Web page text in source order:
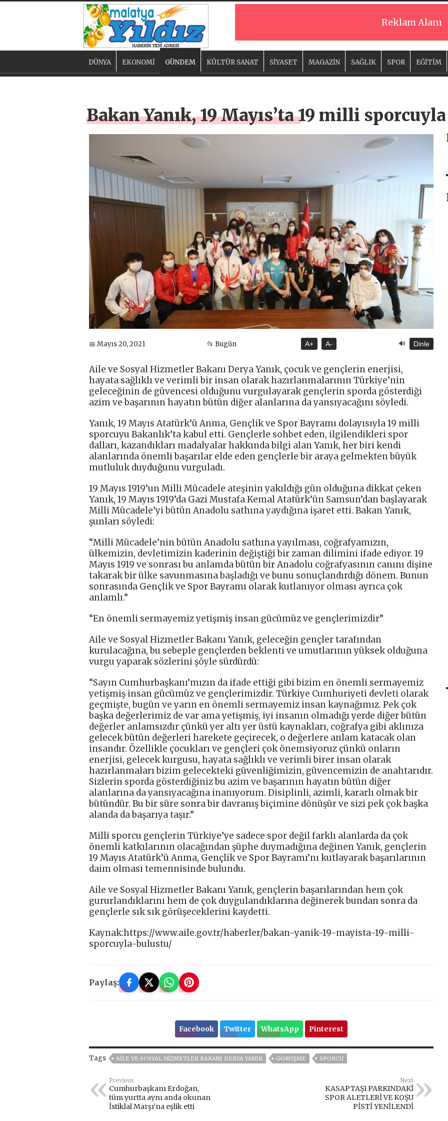
Reklam Alanı
DÜNYA EKONOMİ GÜNDEM KÜLTÜR SANAT SİYASET MAGAZİN SAĞLIK SPOR EĞİTİM
Bakan Yanık, 19 Mayıs’ta 19 milli
📅 Mayıs 20, 2021 📂 Bugün A+ A- 🔊 Dinle
Aile ve Sosyal Hizmetler Bakanı Derya Yanık, çocuk ve gençlerin enerjisi,
hayata sağlıklı ve verimli bir insan olarak hazırlanmalarının Türkiye’nin
geleceğinin de güvencesi olduğunu vurgulayarak gençlerin sporda gösterdiği
azim ve başarının hayatın bütün diğer alanlarına da yansıyacağını söyledi.
Yanık, 19 Mayıs Atatürk’ü Anma, Gençlik ve Spor Bayramı dolayısıyla 19 milli
sporcuyu Bakanlık’ta kabul etti. Gençlerle sohbet eden, ilgilendikleri spor
dalları, kazandıkları madalyalar hakkında bilgi alan Yanık, her biri kendi
alanlarında önemli başarılar elde eden gençlerle bir araya gelmekten büyük
mutluluk duyduğunu vurguladı.
19 Mayıs 1919’un Milli Mücadele ateşinin yakıldığı gün olduğuna dikkat çeken
Yanık, 19 Mayıs 1919’da Gazi Mustafa Kemal Atatürk’ün Samsun’dan başlayarak
Milli Mücadele’yi bütün Anadolu sathına yaydığına işaret etti. Bakan Yanık,
şunları söyledi:
“Milli Mücadele’nin bütün Anadolu sathına yayılması, coğrafyamızın,
ülkemizin, devletimizin kaderinin değiştiği bir zaman dilimini ifade ediyor. 19
Mayıs 1919 ve sonrası bu anlamda bütün bir Anadolu coğrafyasının canını dişine
takarak bir ülke savunmasına başladığı ve bunu sonuçlandırdığı dönem. Bunun
sonrasında Gençlik ve Spor Bayramı olarak kutlanıyor olması ayrıca çok
anlamlı.”
“En önemli sermayemiz yetişmiş insan gücümüz ve gençlerimizdir”
Aile ve Sosyal Hizmetler Bakanı Yanık, geleceğin gençler tarafından
kurulacağına, bu sebeple gençlerden beklenti ve umutlarının yüksek olduğuna
vurgu yaparak sözlerini şöyle sürdürdü:
“Sayın Cumhurbaşkanı’mızın da ifade ettiği gibi bizim en önemli sermayemiz
yetişmiş insan gücümüz ve gençlerimizdir. Türkiye Cumhuriyeti devleti olarak
geçmişte, bugün ve yarın en önemli sermayemiz insan kaynağımız. Pek çok
başka değerlerimiz de var ama yetişmiş, iyi insanın olmadığı yerde diğer bütün
değerler anlamsızdır çünkü yer altı yer üstü kaynakları, coğrafya gibi aklınıza
gelecek bütün değerleri harekete geçirecek, o değerlere anlam katacak olan
insandır. Özellikle çocukları ve gençleri çok önemsiyoruz çünkü onların
enerjisi, gelecek kurgusu, hayata sağlıklı ve verimli birer insan olarak
hazırlanmaları bizim gelecekteki güvenliğimizin, güvencemizin de anahtarıdır.
Sizlerin sporda gösterdiğiniz bu azim ve başarının hayatın bütün diğer
alanlarına da yansıyacağına inanıyorum. Disiplinli, azimli, kararlı olmak bir
bütündür. Bu bir süre sonra bir davranış biçimine dönüşür ve sizi pek çok başka
alanda da başarıya taşır.”
Milli sporcu gençlerin Türkiye’ye sadece spor değil farklı alanlarda da çok
önemli katkılarının olacağından şüphe duymadığına değinen Yanık, gençlerin
19 Mayıs Atatürk’ü Anma, Gençlik ve Spor Bayramı’nı kutlayarak başarılarının
daim olması temennisinde bulundu.
Aile ve Sosyal Hizmetler Bakanı Yanık, gençlerin başarılarından hem çok
gururlandıklarını hem de çok duygulandıklarına değinerek bundan sonra da
gençlerle sık sık görüşeceklerini kaydetti.
Kaynak:https://www.aile.gov.tr/haberler/bakan-yanik-19-mayista-19-milli-
sporcuyla-bulustu/
Paylaş:
Facebook Twitter WhatsApp Pinterest
Tags AILE VE SOSYAL HIZMETLER BAKANI DERYA YANIK GÖRÜŞME SPORCU
Previous
Cumhurbaşkanı Erdoğan,
tüm yurtta aynı anda okunan
İstiklal Marşı’na eşlik etti
Next
KASAPTAŞI PARKINDAKİ
SPOR ALETLERİ VE KOŞU
PİSTİ YENİLENDİ